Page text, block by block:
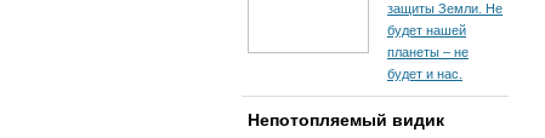
защиты Земли. Не
будет нашей
планеты – не
будет и нас.
Непотопляемый видик